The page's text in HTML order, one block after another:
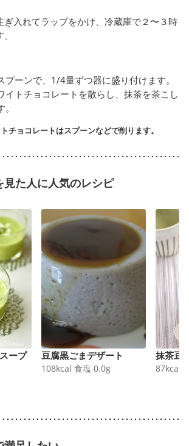
ぎ入れてラップをかけ、冷蔵庫で２〜３時
プーンで、1/4量ずつ器に盛り付けます。
イトチョコレートを散らし、抹茶を茶こし
チョコレートはスプーンなどで削ります。
見た人に人気のレシピ
ープ 豆腐黒ごまデザート
108kcal 食塩 0.0g
抹茶豆
87kcal